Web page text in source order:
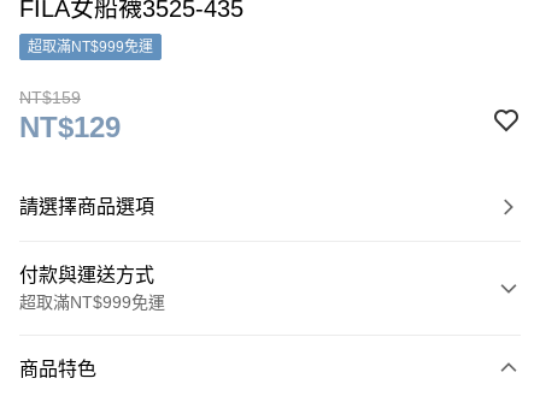
FILA女船襪3525-435
超取滿NT$999免運
NT$159
NT$129
請選擇商品選項
付款與運送方式
超取滿NT$999免運
信用卡一次付款
商品特色